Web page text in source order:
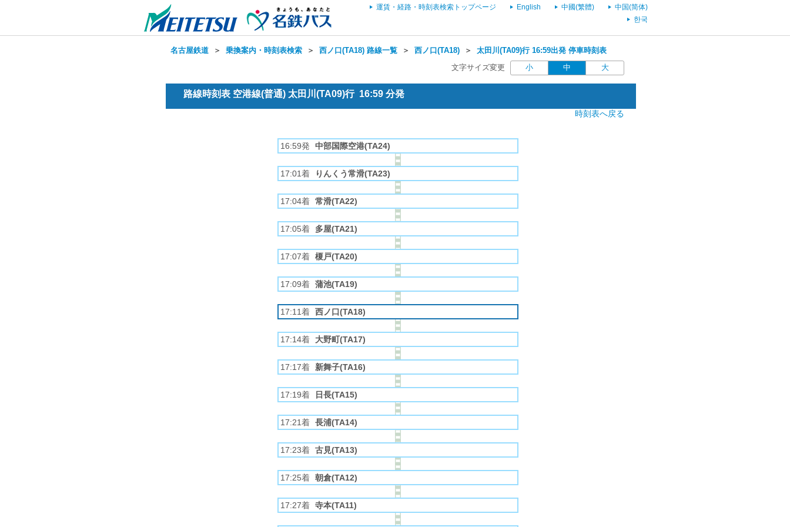
運賃・経路・時刻表検索トップページ English 中國(繁體)
中国(简体)
한국
名古屋鉄道 ＞ 乗換案内・時刻表検索 ＞ 西ノ口(TA18) 路線一覧 ＞ 西ノ口(TA18) ＞ 太田川(TA09)行 16:59出発 停車時刻表
文字サイズ変更 小 中 大
路線時刻表 空港線(普通) 太田川(TA09)行 16:59 分発
時刻表へ戻る
16:59発 中部国際空港(TA24)
17:01着 りんくう常滑(TA23)
17:04着 常滑(TA22)
17:05着 多屋(TA21)
17:07着 榎戸(TA20)
17:09着 蒲池(TA19)
17:11着 西ノ口(TA18)
17:14着 大野町(TA17)
17:17着 新舞子(TA16)
17:19着 日長(TA15)
17:21着 長浦(TA14)
17:23着 古見(TA13)
17:25着 朝倉(TA12)
17:27着 寺本(TA11)